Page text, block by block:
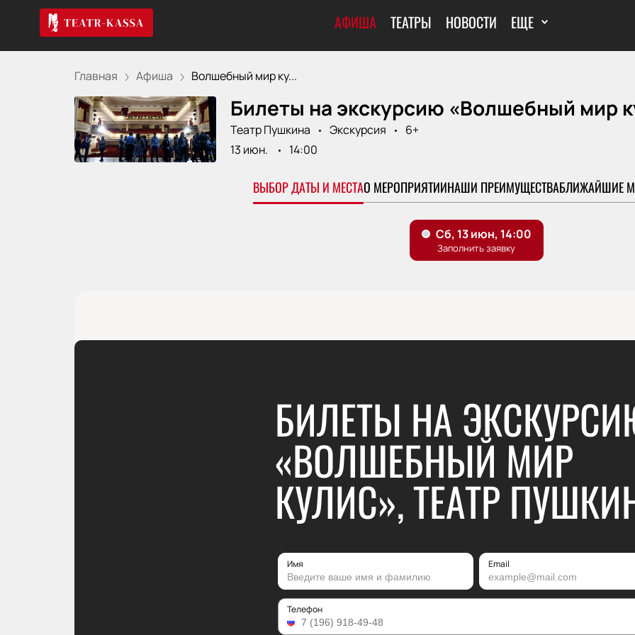
АФИША ТЕАТРЫ НОВОСТИ ЕЩЕ
Главная Афиша Волшебный мир ку...
Билеты на экскурсию «Волшебный мир
Театр Пушкина Экскурсия
6+
13 июн.
14:00
ВЫБОР ДАТЫ И МЕСТАО МЕРОПРИЯТИИНАШИ ПРЕИМУЩЕСТВАБЛИЖАЙШИЕ
БИЛЕТЫ НА
«ВОЛШЕБНЫЙ МИР
КУЛИС», ТЕАТР
Имя Email
Телефон